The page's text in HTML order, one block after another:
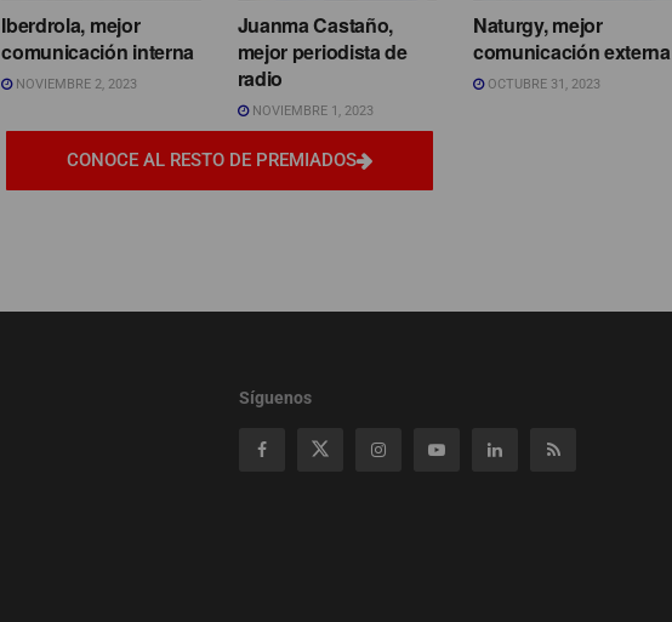
Iberdrola, mejor
comunicación interna
NOVIEMBRE 2, 2023
Juanma Castaño,
mejor periodista de
radio
NOVIEMBRE 1, 2023
Naturgy, mejor
comunicación externa
OCTUBRE 31, 2023
CONOCE AL RESTO DE PREMIADOS
Síguenos